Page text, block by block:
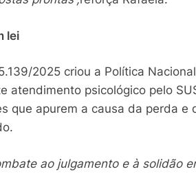
lei
2025 criou a Política
atendimento psicológico pelo
que apurem a causa da perda e
ao julgamento e à solidão